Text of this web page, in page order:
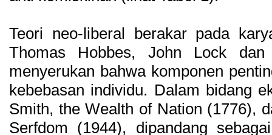
Teori neo-liberal berakar pada
Thomas Hobbes, John Lock
menyerukan bahwa komponen
kebebasan individu. Dalam bidang
Smith, the Wealth of Nation (1776),
Serfdom (1944), dipandang